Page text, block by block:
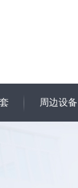
周边设备